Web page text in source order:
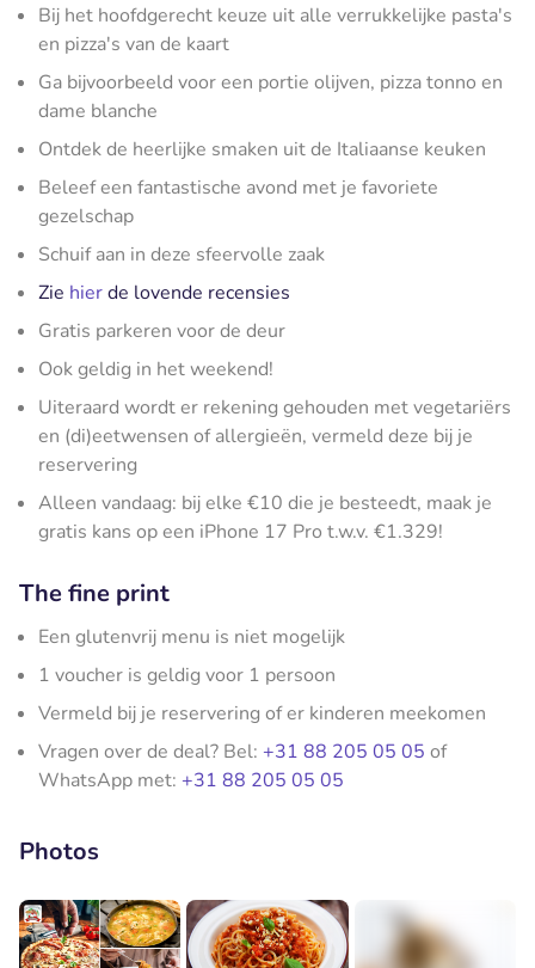
Bij het hoofdgerecht keuze uit alle verrukkelijke pasta's
en pizza's van de kaart
Ga bijvoorbeeld voor een portie olijven, pizza tonno en
dame blanche
Ontdek de heerlijke smaken uit de Italiaanse keuken
Beleef een fantastische avond met je favoriete
gezelschap
Schuif aan in deze sfeervolle zaak
Zie hierde lovende recensies
Gratis parkeren voor de deur
Ook geldig in het weekend!
Uiteraard wordt er rekening gehouden met vegetariërs
en (di)eetwensen of allergieën, vermeld deze bij je
reservering
Alleen vandaag: bij elke €10 die je besteedt, maak je
gratis kans op een iPhone 17 Pro t.w.v. €1.329!
The fine print
Een glutenvrij menu is niet mogelijk
1 voucher is geldig voor 1 persoon
Vermeld bij je reservering of er kinderen meekomen
Vragen over de deal? Bel: +31 88 205 05 05 of
WhatsApp met: +31 88 205 05 05
Photos